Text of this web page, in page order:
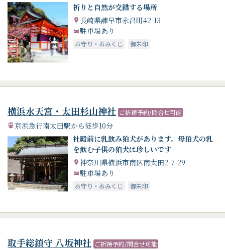
祈りと自然が交錯する場所
長崎県諫早市永昌町42-13
駐車場あり
お守り・おみくじ 御朱印
横浜水天宮・太田杉山神社 ご祈祷予約/問合せ可能
京浜急行南太田駅から徒歩10分
社殿前に乳飲み狛犬があります。母狛犬の乳
を飲む子供の狛犬は珍しいです
神奈川県横浜市南区南太田2-7-29
駐車場あり
お守り・おみくじ 御朱印
取手総鎮守 八坂神社 ご祈祷予約/問合せ可能